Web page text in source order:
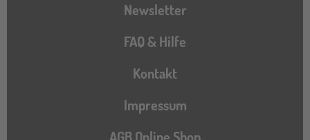
Newsletter
FAQ & Hilfe
Kontakt
Impressum